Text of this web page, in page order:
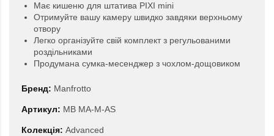
Має кишеню для штатива PIXI mini
Отримуйте вашу камеру швидко завдяки верхньому
отвору
Легко організуйте свій комплект з регульованими
роздільниками
Продумана сумка-месенджер з чохлом-дощовиком
Бренд: Manfrotto
Артикул: MB MA-M-AS
Колекція: Advanced